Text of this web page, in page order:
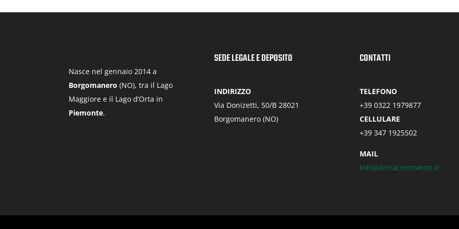
7,00€
Nasce nel gennaio 2014 a
Borgomanero (NO), tra il Lago
Maggiore e il Lago d’Orta in
Piemonte.
SEDE LEGALE E DEPOSITO
INDIRIZZO
Via Donizetti, 50/B 28021
Borgomanero (NO)
CONTATTI
TELEFONO
+39 0322 1979877
CELLULARE
+39 347 1925502
MAIL
info@birracentoventi.it